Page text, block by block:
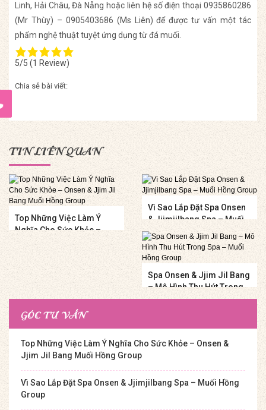
Linh, Hải Châu, Đà Nẵng hoặc liên hệ số điện thoại 0935860286
(Mr Thùy) – 0905403686 (Ms Liên) để được tư vấn một tác
phẩm nghệ thuật tuyệt ứng dụng từ đá muối.
5/5 (1 Review)
Chia sẻ bài viết:
TIN LIÊN QUAN
Top Những Việc Làm Ý
Nghĩa Cho Sức Khỏe –
Onsen & Jjim Jil Bang
Muối Hồng Group
Vì Sao Lắp Đặt Spa Onsen
& Jjimjilbang Spa – Muối
Hồng Group
Spa Onsen & Jjim Jil Bang
– Mô Hình Thu Hút Trong
Spa – Muối Hồng Group
GÓC TƯ VẤN
Top Những Việc Làm Ý Nghĩa Cho Sức Khỏe – Onsen &
Jjim Jil Bang Muối Hồng Group
Vì Sao Lắp Đặt Spa Onsen & Jjimjilbang Spa – Muối Hồng
Group